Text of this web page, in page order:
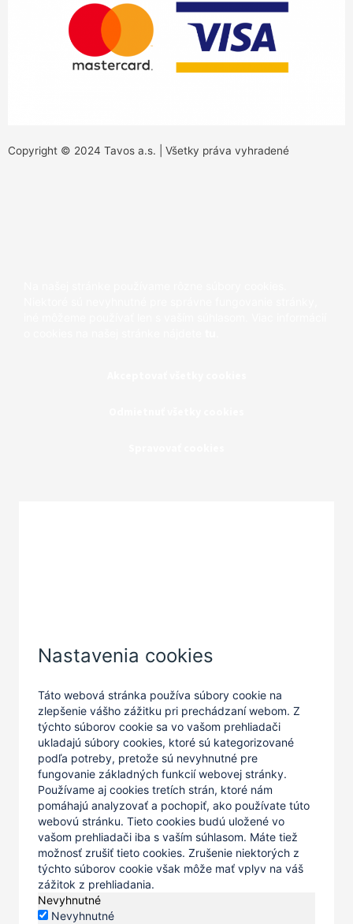
Copyright © 2024 Tavos a.s. | Všetky práva vyhradené
Nastavenia cookies
Táto webová stránka používa súbory cookie na
zlepšenie vášho zážitku pri prechádzaní webom. Z
týchto súborov cookie sa vo vašom prehliadači
ukladajú súbory cookies, ktoré sú kategorizované
podľa potreby, pretože sú nevyhnutné pre
fungovanie základných funkcií webovej stránky.
Používame aj cookies tretích strán, ktoré nám
pomáhajú analyzovať a pochopiť, ako používate túto
webovú stránku. Tieto cookies budú uložené vo
vašom prehliadači iba s vaším súhlasom. Máte tiež
možnosť zrušiť tieto cookies. Zrušenie niektorých z
týchto súborov cookie však môže mať vplyv na váš
zážitok z prehliadania.
Nevyhnutné
Nevyhnutné